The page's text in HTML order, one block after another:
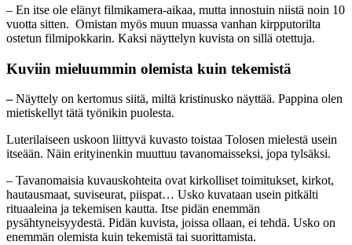
– En itse ole elänyt filmikamera-aikaa, mutta innostuin niistä noin 10
vuotta sitten. Omistan myös muun muassa vanhan kirpputorilta
ostetun filmipokkarin. Kaksi näyttelyn kuvista on sillä otettuja.
Kuviin mieluummin olemista kuin tekemistä
–Näyttely on kertomus siitä, miltä kristinusko näyttää. Pappina olen
mietiskellyt tätä työnikin puolesta.
Luterilaiseen uskoon liittyvä kuvasto toistaa Tolosen mielestä usein
itseään. Näin erityinenkin muuttuu tavanomaisseksi, jopa tylsäksi.
– Tavanomaisia kuvauskohteita ovat kirkolliset toimitukset, kirkot,
hautausmaat, suviseurat, piispat… Usko kuvataan usein pitkälti
rituaaleina ja tekemisen kautta. Itse pidän enemmän
pysähtyneisyydestä. Pidän kuvista, joissa ollaan, ei tehdä. Usko on
enemmän olemista kuin tekemistä tai suorittamista.